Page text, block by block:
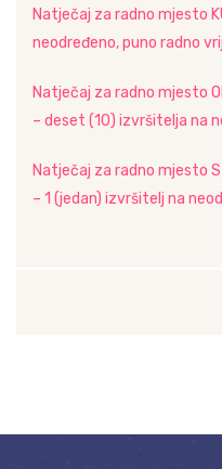
Natječaj za radno mjesto
neodređeno, puno radno
Natječaj za radno mjesto
– deset (10) izvršitelja na
Natječaj za radno mjesto
– 1 (jedan) izvršitelj na